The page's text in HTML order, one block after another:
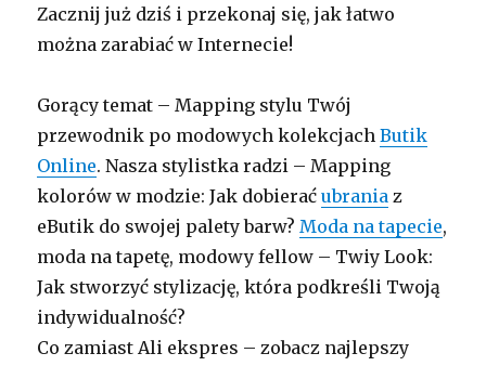
Zacznij już dziś i przekonaj się, jak łatwo
można zarabiać w Internecie!
Gorący temat – Mapping stylu Twój
przewodnik po modowych kolekcjachButik
Online. Nasza stylistka radzi – Mapping
kolorów w modzie: Jak dobieraćubrania z
eButik do swojej palety barw?Moda na tapecie,
moda na tapetę, modowy fellow – Twiy Look:
Jak stworzyć stylizację, która podkreśli Twoją
indywidualność?
Co zamiast Ali ekspres – zobacz najlepszy